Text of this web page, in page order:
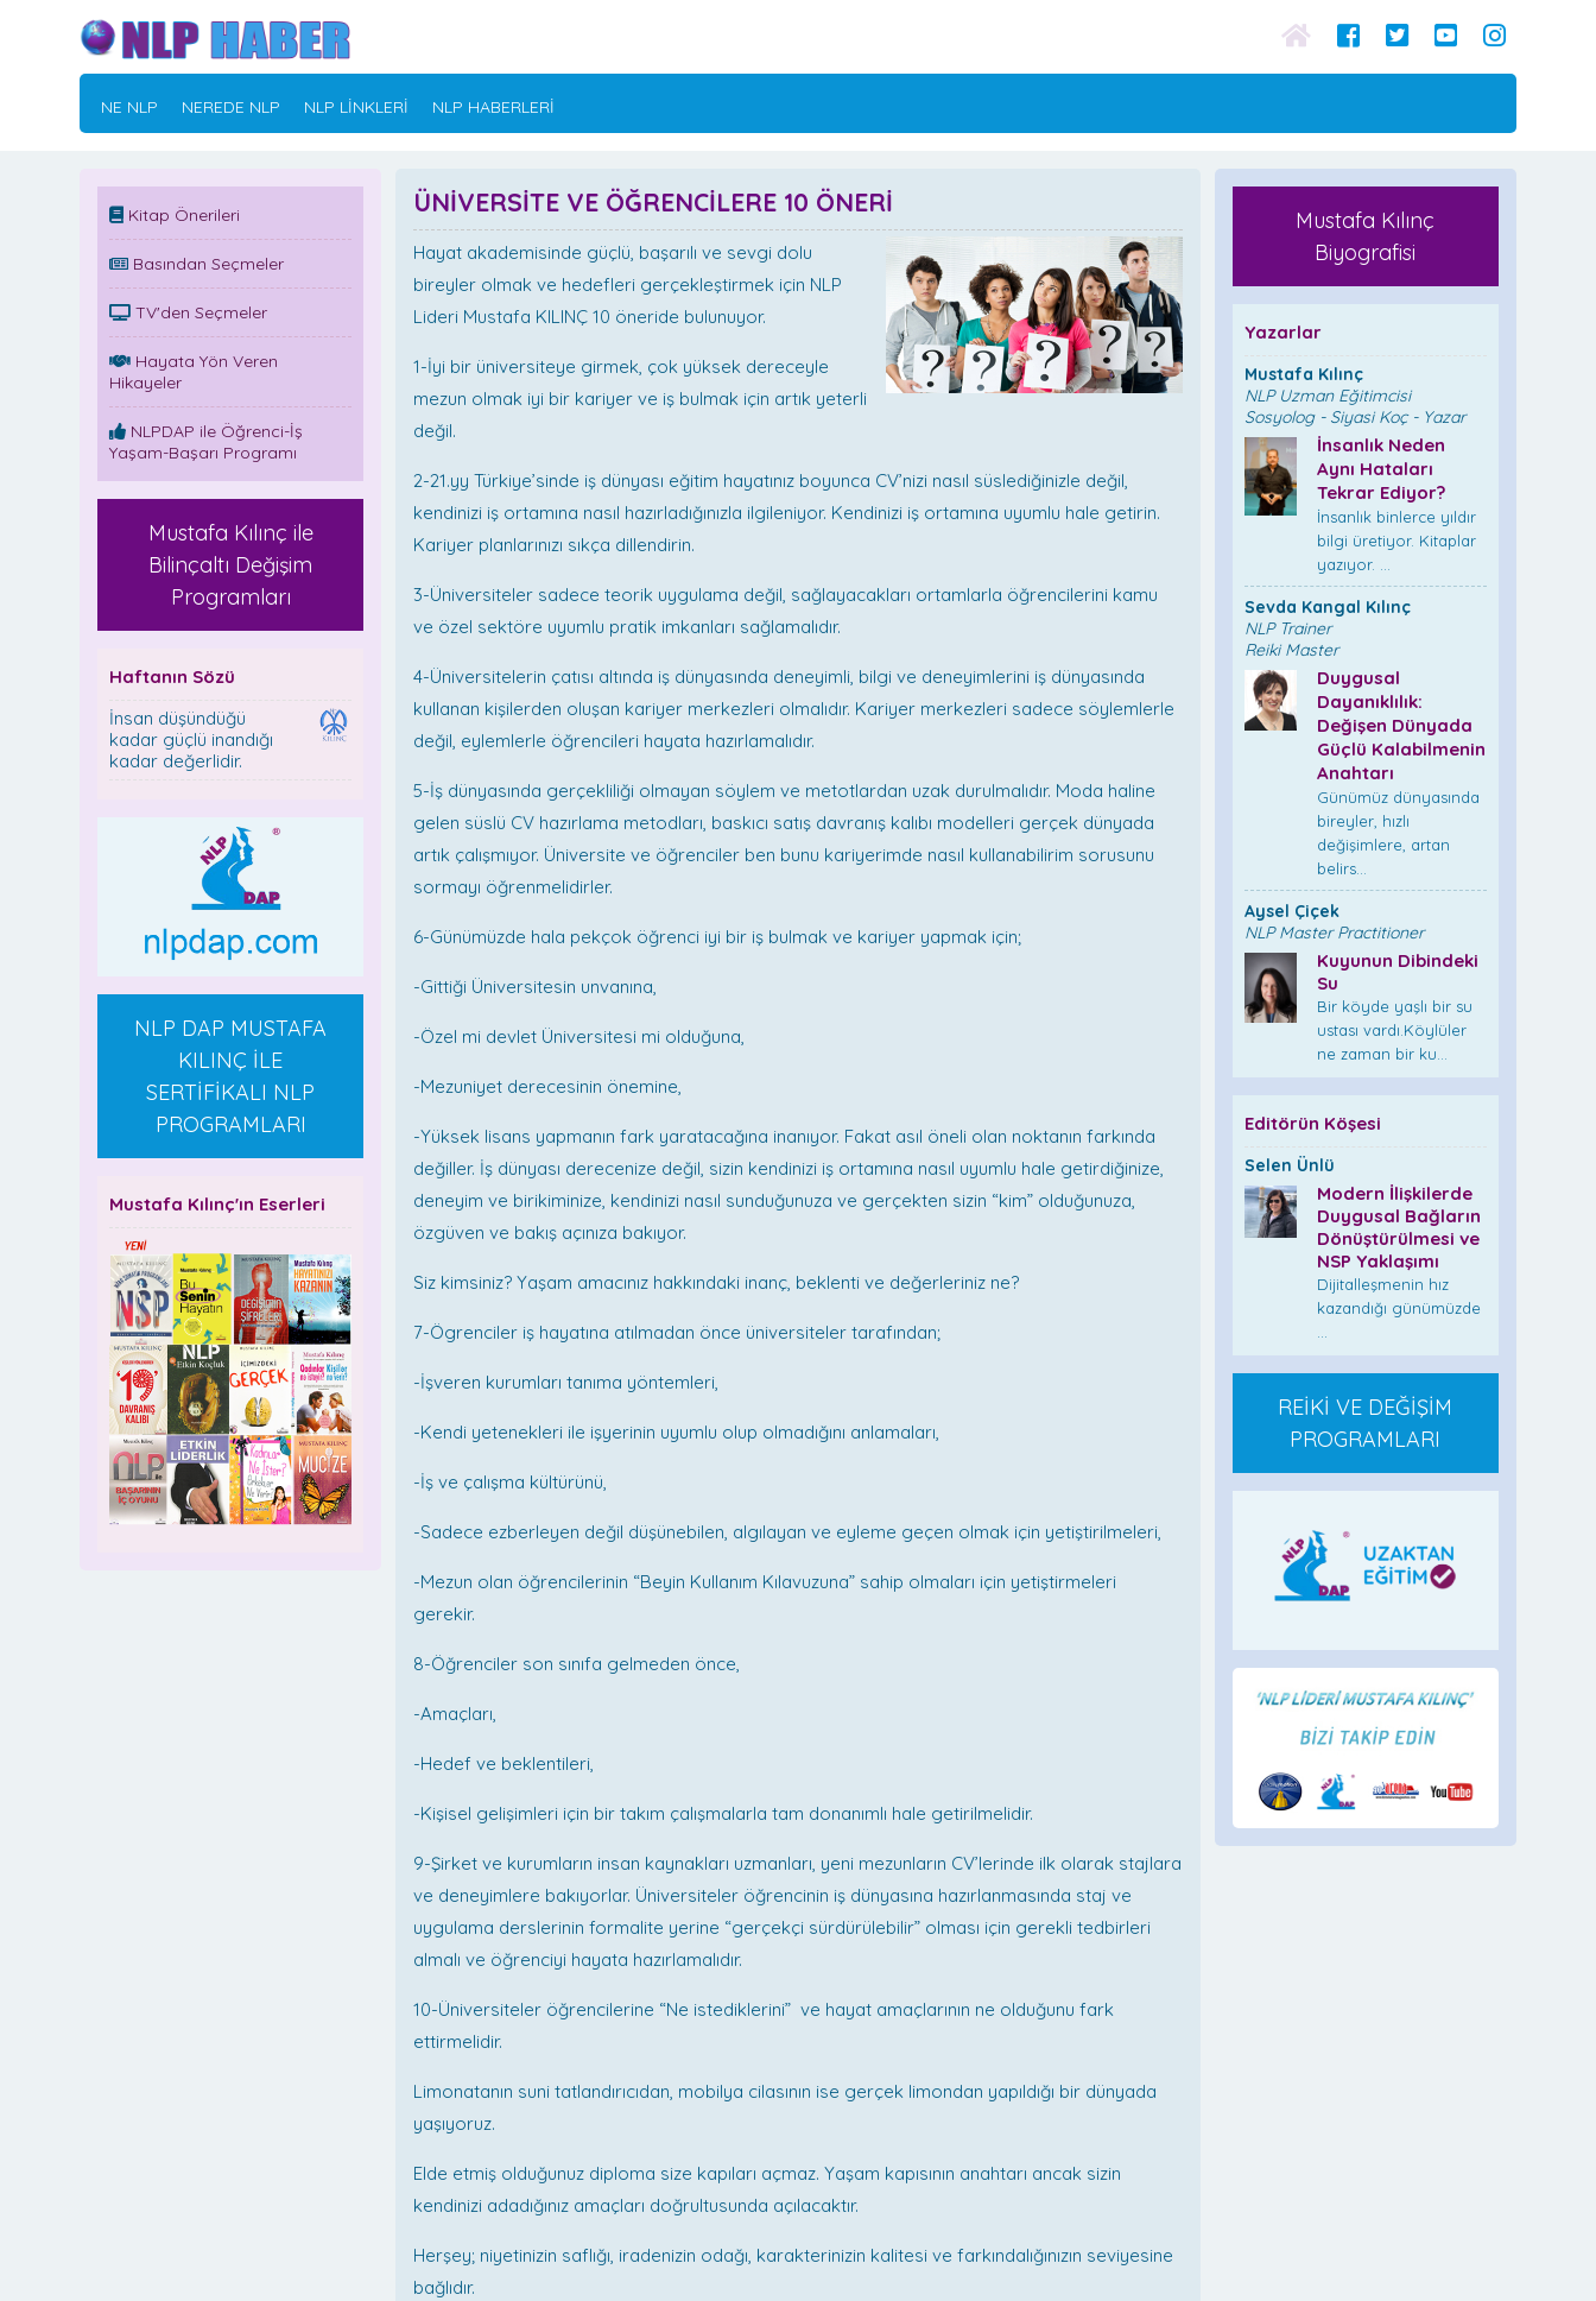
NE NLP NEREDE NLP NLP LİNKLERİ NLP HABERLERİ
Kitap Önerileri
Basından Seçmeler
TV'den Seçmeler
Hayata Yön Veren
Hikayeler
NLPDAP ile Öğrenci-İş
Yaşam-Başarı Programı
Mustafa Kılınç ile
Bilinçaltı Değişim
Programları
Haftanın Sözü
İnsan düşündüğü
kadar güçlü inandığı
kadar değerlidir.
NLP DAP MUSTAFA
KILINÇ İLE
SERTİFİKALI NLP
PROGRAMLARI
Mustafa Kılınç'ın Eserleri
ÜNİVERSİTE VE ÖĞRENCİLERE 10 ÖNERİ
Hayat akademisinde güçlü, başarılı ve sevgi dolu
bireyler olmak ve hedefleri gerçekleştirmek için NLP
Lideri Mustafa KILINÇ 10 öneride bulunuyor.
1-İyi bir üniversiteye girmek, çok yüksek dereceyle
mezun olmak iyi bir kariyer ve iş bulmak için artık yeterli
değil.
2-21.yy Türkiye’sinde iş dünyası eğitim hayatınız boyunca CV’nizi nasıl süslediğinizle değil,
kendinizi iş ortamına nasıl hazırladığınızla ilgileniyor. Kendinizi iş ortamına uyumlu hale getirin.
Kariyer planlarınızı sıkça dillendirin.
3-Üniversiteler sadece teorik uygulama değil, sağlayacakları ortamlarla öğrencilerini kamu
ve özel sektöre uyumlu pratik imkanları sağlamalıdır.
4-Üniversitelerin çatısı altında iş dünyasında deneyimli, bilgi ve deneyimlerini iş dünyasında
kullanan kişilerden oluşan kariyer merkezleri olmalıdır. Kariyer merkezleri sadece söylemlerle
değil, eylemlerle öğrencileri hayata hazırlamalıdır.
5-İş dünyasında gerçekliliği olmayan söylem ve metotlardan uzak durulmalıdır. Moda haline
gelen süslü CV hazırlama metodları, baskıcı satış davranış kalıbı modelleri gerçek dünyada
artık çalışmıyor. Üniversite ve öğrenciler ben bunu kariyerimde nasıl kullanabilirim sorusunu
sormayı öğrenmelidirler.
6-Günümüzde hala pekçok öğrenci iyi bir iş bulmak ve kariyer yapmak için;
-Gittiği Üniversitesin unvanına,
-Özel mi devlet Üniversitesi mi olduğuna,
-Mezuniyet derecesinin önemine,
-Yüksek lisans yapmanın fark yaratacağına inanıyor. Fakat asıl öneli olan noktanın farkında
değiller. İş dünyası derecenize değil, sizin kendinizi iş ortamına nasıl uyumlu hale getirdiğinize,
deneyim ve birikiminize, kendinizi nasıl sunduğunuza ve gerçekten sizin “kim” olduğunuza,
özgüven ve bakış açınıza bakıyor.
Siz kimsiniz? Yaşam amacınız hakkındaki inanç, beklenti ve değerleriniz ne?
7-Ögrenciler iş hayatına atılmadan önce üniversiteler tarafından;
-İşveren kurumları tanıma yöntemleri,
-Kendi yetenekleri ile işyerinin uyumlu olup olmadığını anlamaları,
-İş ve çalışma kültürünü,
-Sadece ezberleyen değil düşünebilen, algılayan ve eyleme geçen olmak için yetiştirilmeleri,
-Mezun olan öğrencilerinin “Beyin Kullanım Kılavuzuna” sahip olmaları için yetiştirmeleri
gerekir.
8-Öğrenciler son sınıfa gelmeden önce,
-Amaçları,
-Hedef ve beklentileri,
-Kişisel gelişimleri için bir takım çalışmalarla tam donanımlı hale getirilmelidir.
9-Şirket ve kurumların insan kaynakları uzmanları, yeni mezunların CV’lerinde ilk olarak stajlara
ve deneyimlere bakıyorlar. Üniversiteler öğrencinin iş dünyasına hazırlanmasında staj ve
uygulama derslerinin formalite yerine “gerçekçi sürdürülebilir” olması için gerekli tedbirleri
almalı ve öğrenciyi hayata hazırlamalıdır.
10-Üniversiteler öğrencilerine “Ne istediklerini” ve hayat amaçlarının ne olduğunu fark
ettirmelidir.
Limonatanın suni tatlandırıcıdan, mobilya cilasının ise gerçek limondan yapıldığı bir dünyada
yaşıyoruz.
Elde etmiş olduğunuz diploma size kapıları açmaz. Yaşam kapısının anahtarı ancak sizin
kendinizi adadığınız amaçları doğrultusunda açılacaktır.
Herşey; niyetinizin saflığı, iradenizin odağı, karakterinizin kalitesi ve farkındalığınızın seviyesine
bağlıdır.
Mustafa Kılınç
Biyografisi
Yazarlar
Mustafa Kılınç
NLP Uzman Eğitimcisi
Sosyolog - Siyasi Koç - Yazar
İnsanlık Neden
Aynı Hataları
Tekrar Ediyor?
İnsanlık binlerce yıldır
bilgi üretiyor. Kitaplar
yazıyor. ...
Sevda Kangal Kılınç
NLP Trainer
Reiki Master
Duygusal
Dayanıklılık:
Değişen Dünyada
Güçlü Kalabilmenin
Anahtarı
Günümüz dünyasında
bireyler, hızlı
değişimlere, artan
belirs...
Aysel Çiçek
NLP Master Practitioner
Kuyunun Dibindeki
Su
Bir köyde yaşlı bir su
ustası vardı.Köylüler
ne zaman bir ku...
Editörün Köşesi
Selen Ünlü
Modern İlişkilerde
Duygusal Bağların
Dönüştürülmesi ve
NSP Yaklaşımı
Dijitalleşmenin hız
kazandığı günümüzde
...
REİKİ VE DEĞİŞİM
PROGRAMLARI